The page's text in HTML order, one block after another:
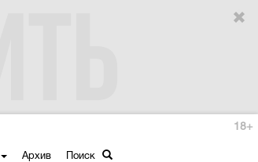
Архив Поиск
18+